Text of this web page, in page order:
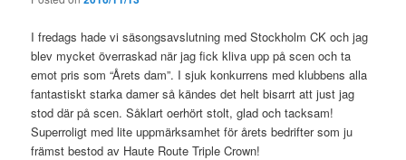
I fredags hade vi säsongsavslutning med Stockholm CK och jag
blev mycket överraskad när jag fick kliva upp på scen och ta
emot pris som “Årets dam”. I sjuk konkurrens med klubbens alla
fantastiskt starka damer så kändes det helt bisarrt att just jag
stod där på scen. Såklart oerhört stolt, glad och tacksam!
Superroligt med lite uppmärksamhet för årets bedrifter som ju
främst bestod av Haute Route Triple Crown!